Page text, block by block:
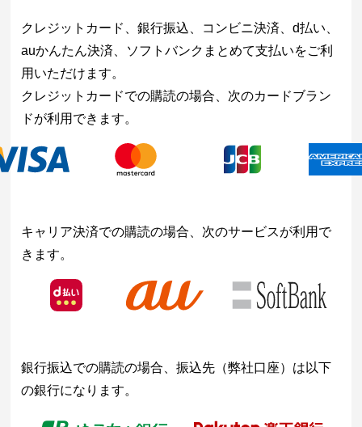
クレジットカード、銀行振込、コンビニ決済、d払い、
auかんたん決済、ソフトバンクまとめて支払いをご利
用いただけます。
クレジットカードでの購読の場合、次のカードブラン
ドが利用できます。
キャリア決済での購読の場合、次のサービスが利用で
きます。
銀行振込での購読の場合、振込先（弊社口座）は以下
の銀行になります。